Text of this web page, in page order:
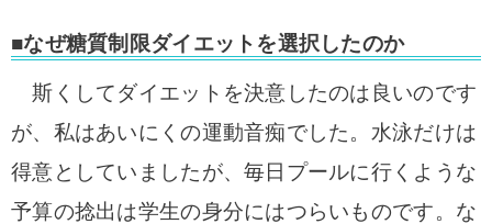
■なぜ糖質制限ダイエットを選択したのか
斯くしてダイエットを決意したのは良いのです
が、私はあいにくの運動音痴でした。水泳だけは
得意としていましたが、毎日プールに行くような
予算の捻出は学生の身分にはつらいものです。な